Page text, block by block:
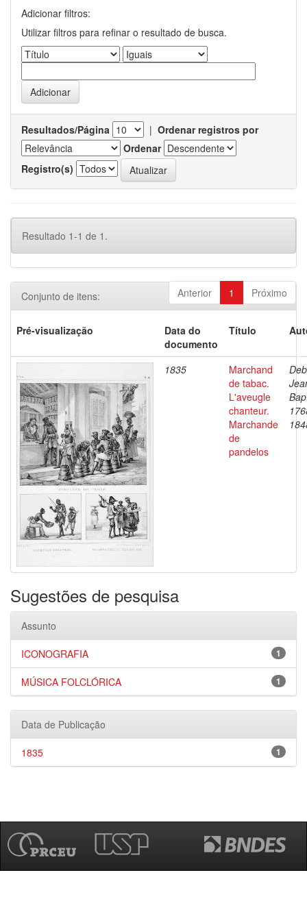
Adicionar filtros:
Utilizar filtros para refinar o resultado de busca.
Resultados/Página | Ordenar registros por
Ordenar
Registro(s)
Resultado 1-1 de 1.
Anterior 1 Próximo
Conjunto de itens:
Pré-visualização
Data do
documento
Título
1835
Marchand
de tabac.
L'aveugle
chanteur.
Marchande
de
pandelos
Sugestões de pesquisa
Assunto
1
ICONOGRAFIA
1
MÚSICA FOLCLÓRICA
Data de Publicação
1
1835